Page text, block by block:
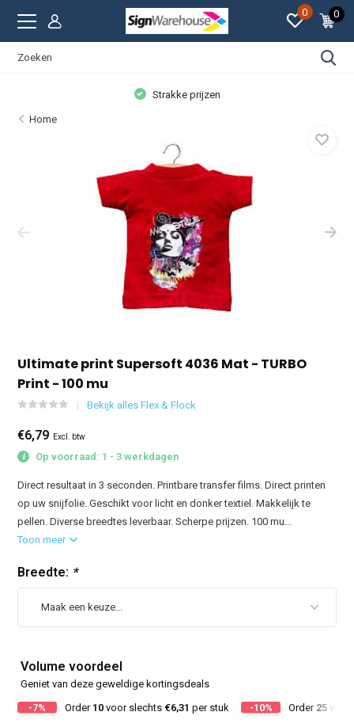
0 0
Strakke prijzen
Home
Ultimate print Supersoft 4036 Mat - TURBO
Print - 100 mu
Bekijk alles Flex & Flock
€6,79 Excl. btw
Op voorraad: 1 - 3 werkdagen
Direct resultaat in 3 seconden. Printbare transfer films. Direct printen
op uw snijfolie. Geschikt voor licht en donker textiel. Makkelijk te
pellen. Diverse breedtes leverbaar. Scherpe prijzen. 100 mu...
Toon meer
Breedte: *
Volume voordeel
Geniet van deze geweldige kortingsdeals
-7%
Order 10 voor slechts €6,31 per stuk -10% Order 25 voor